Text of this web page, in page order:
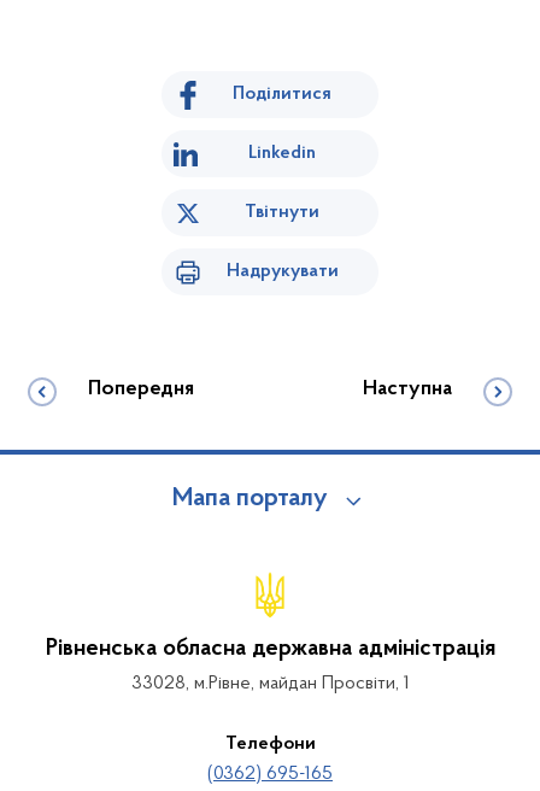
Поділитися
Linkedin
Твітнути
Надрукувати
Попередня Наступна
Мапа порталу
Рівненська обласна державна адміністрація
33028, м.Рівне, майдан Просвіти, 1
Телефони
(0362) 695-165